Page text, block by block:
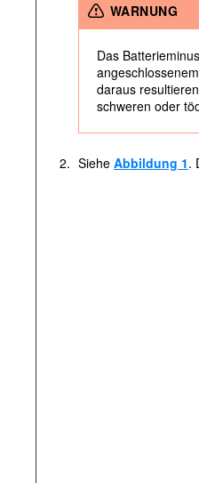
WARNUNG
Das
daraus
schweren oder
2. Siehe Abbildung 1.